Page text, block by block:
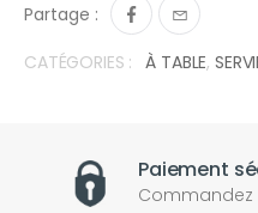
Partage :
CATÉGORIES : À TABLE,
Paiement
Commandez